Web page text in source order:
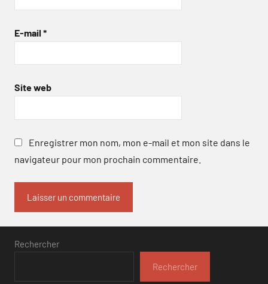
E-mail *
Site web
Enregistrer mon nom, mon e-mail et mon site dans le
navigateur pour mon prochain commentaire.
Rechercher
Rechercher